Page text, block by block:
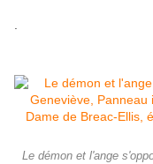
Le démon et l'ange